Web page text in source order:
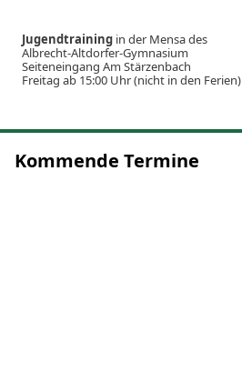
Jugendtraining in der Mensa des
Albrecht-Altdorfer-Gymnasium
Seiteneingang Am Stärzenbach
Freitag ab 15:00 Uhr (nicht in den Ferien)
Kommende Termine